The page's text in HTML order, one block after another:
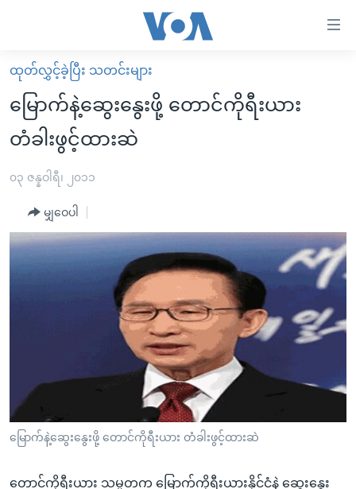
လွယ်ကူ
စေ
သည့်
များ
အကြောင်းအရာ
သို့
စာမျက်နှာ
သို့
ကျော်
မူလစာမျက်နှာ
မြန်မာ
ကမ္ဘာ့သတင်းများ
နိုင်ငံတကာ
အစ္စရေး-ပါလက်စတိုင်း
ရပ်ဝန်းတခု လမ်းတခု အလွန်
အင်္ဂလိပ်စာလေ့လာမယ်
အမေရိကန်သုံးအီဒီယံ
မကြေးမုံရဲ့ အင်္ဂလိပ်စာ
ရုပ်ရှင်ထဲက အင်္ဂလိပ်စာ
သုတပဒေသာ အင်္ဂလိပ်စာ
အပတ်စဉ်ကဏ္ဍများ
ရေဒီယိုနှင့်ရုပ်သံ အချက်အလက်များ
ရေဒီယို/တီဗွီအစီအစဉ်
Learning English
ဗွီအိုအေ လူမှုကွန်ယက်များ
ထုတ်လွှင့်ခဲ့ပြီး သတင်းများ
မြောက်နဲ့ဆွေးနွေးဖို့ တောင်ကိုရီးယား
တံခါးဖွင့်ထားဆဲ
၀၃ ဇန္နဝါရီ၊ ၂၀၁၁
မျှဝေပါ
မြောက်နဲ့ဆွေးနွေးဖို့ တောင်ကိုရီးယား တံခါးဖွင့်ထားဆဲ
တောင်ကိုရီးယား သမ္မတက မြောက်ကိုရီးယားနိုင်ငံနဲ့ ဆွေးနွေး